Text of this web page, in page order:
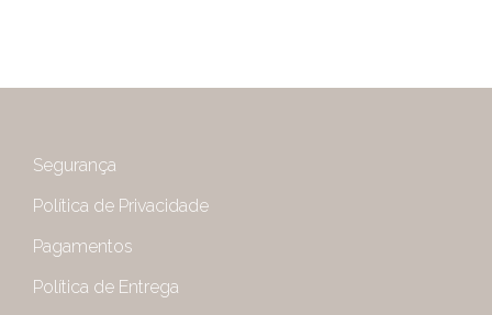
Segurança
Política de Privacidade
Pagamentos
Política de Entrega